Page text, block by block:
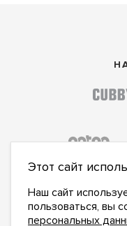
Этот сайт
Наш сайт
пользоваться, вы
персональных